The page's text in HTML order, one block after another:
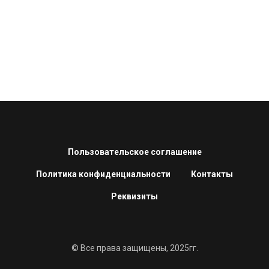
Пользовательское соглашение
Политика конфиденциальности Контакты
Реквизиты
© Все права защищены, 2025гг.